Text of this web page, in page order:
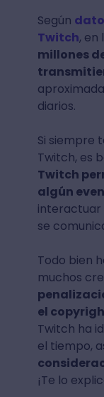
Según
Twitch, en
millones
diarios.
Si siempre
Twitch, es
Twitch
algún
interactuar
se
Todo bien
muchos
el
Twitch ha
el tiempo,
¡Te lo